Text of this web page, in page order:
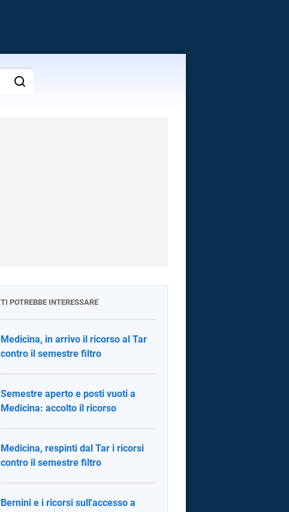
TI POTREBBE INTERESSARE
Medicina, in arrivo il ricorso al Tar
contro il semestre filtro
Semestre aperto e posti vuoti a
Medicina: accolto il ricorso
Medicina, respinti dal Tar i ricorsi
contro il semestre filtro
Bernini e i ricorsi sull'accesso a